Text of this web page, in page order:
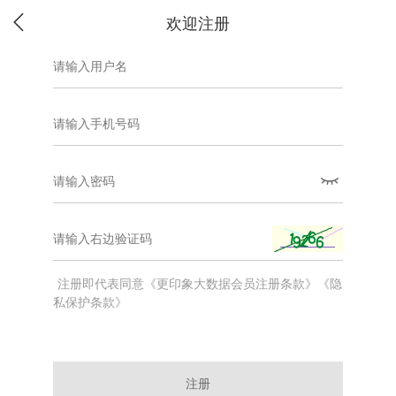
欢迎注册
注册即代表同意《更印象大数据会员注册条款》《隐
私保护条款》
注册